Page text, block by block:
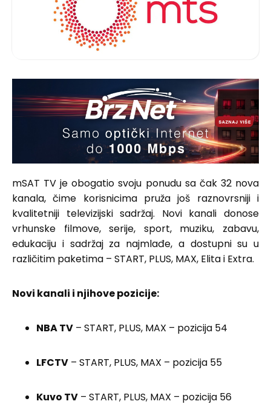
mSAT TV je obogatio svoju ponudu sa čak 32 nova
kanala, čime korisnicima pruža još raznovrsniji i
kvalitetniji televizijski sadržaj. Novi kanali donose
vrhunske filmove, serije, sport, muziku, zabavu,
edukaciju i sadržaj za najmlađe, a dostupni su u
različitim paketima – START, PLUS, MAX, Elita i Extra.
Novi kanali i njihove pozicije:
NBA TV – START, PLUS, MAX – pozicija 54
LFCTV – START, PLUS, MAX – pozicija 55
Kuvo TV – START, PLUS, MAX – pozicija 56